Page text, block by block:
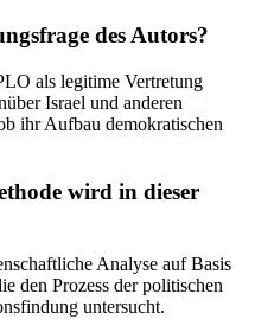
des Autors?
als legitime Vertretung
Israel und anderen
ihr Aufbau demokratischen
wird in dieser
Analyse auf Basis
den Prozess der politischen
untersucht.